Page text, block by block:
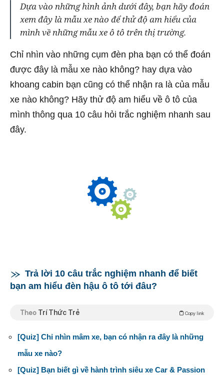
Dựa vào những hình ảnh dưới đây, bạn hãy đoán
xem đây là mẫu xe nào để thử độ am hiểu của
mình về những mẫu xe ô tô trên thị trường.
Chỉ nhìn vào những cụm đèn pha bạn có thể đoán
được đây là mẫu xe nào không? hay dựa vào
khoang cabin bạn cũng có thể nhận ra là của mẫu
xe nào không? Hãy thử độ am hiểu về ô tô của
mình thông qua 10 câu hỏi trắc nghiệm nhanh sau
đây.
Trả lời 10 câu trắc nghiệm nhanh để biết
bạn am hiểu đèn hậu ô tô tới đâu?
Theo Trí Thức Trẻ Copy link
[Quiz] Chỉ nhìn mâm xe, bạn có nhận ra đây là những
mẫu xe nào?
[Quiz] Bạn biết gì về hành trình siêu xe Car & Passion